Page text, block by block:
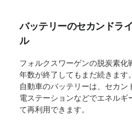
バッテリーのセカンドラ
ル
フォルクスワーゲンの脱炭素化
年数が終了してもまだ続きます
自動車のバッテリーは、セカン
電ステーションなどでエネルギ
て再利用できます。